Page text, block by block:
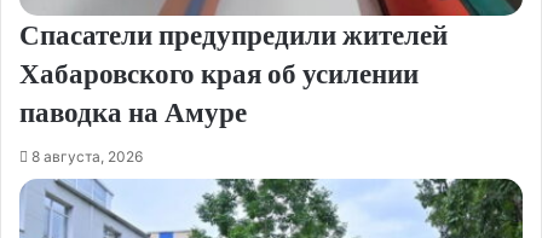
Спасатели предупредили жителей
Хабаровского края об усилении
паводка на Амуре
8 августа, 2026